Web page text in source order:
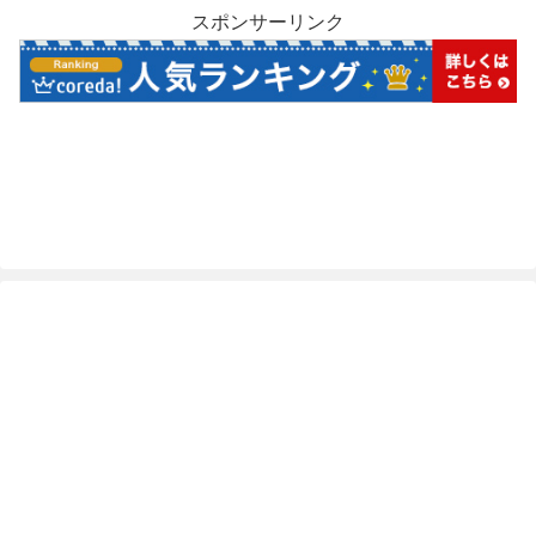
スポンサーリンク